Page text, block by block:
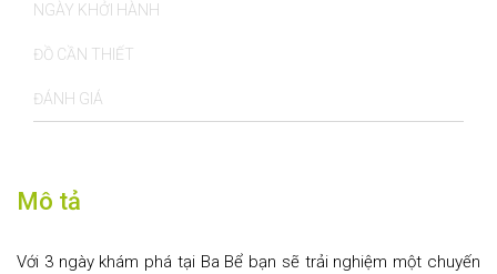
NGÀY KHỞI HÀNH
ĐỒ CẦN THIẾT
ĐÁNH GIÁ
Mô tả
Với 3 ngày khám phá tại Ba Bể bạn sẽ trải nghiệm một chuyến